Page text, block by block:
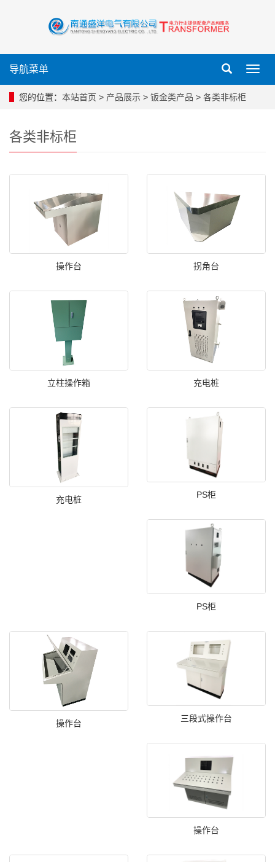
导
导航菜单
您的位置： 本站首页 > 产品展示 > 钣金类产品 > 各类非标柜
各类非标柜
操作台 拐角台
立柱操作箱 充电桩
充电桩 PS柜
PS柜
操作台 三段式操作台
操作台